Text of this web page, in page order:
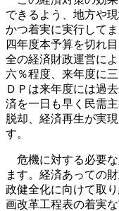
できるよう、地方や
かつ着実に実行して
四年度本予算を切れ
全の経済財政運営に
六％程度、来年度に
ＤＰは来年度には過
済を一日も早く民需
脱却、経済再生が実
す。
危機に対する必要な
ます。経済あっての
政健全化に向けて取
画改革工程表の着実